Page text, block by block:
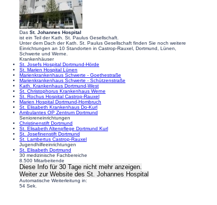
Das St. Johannes Hospital
ist ein Teil der Kath. St. Paulus Gesellschaft.
Unter dem Dach der Kath. St. Paulus Gesellschaft finden Sie noch weitere
Einrichtungen an 10 Standorten in Castrop-Rauxel, Dortmund, Lünen,
Schwerte und Werne.
Krankenhäuser
St. Josefs Hospital Dortmund-Hörde
St. Marien Hospital Lünen
Marienkrankenhaus Schwerte - Goethestraße
Marienkrankenhaus Schwerte - Schützenstraße
Kath. Krankenhaus Dortmund-West
St. Christophorus Krankenhaus Werne
St. Rochus Hospital Castrop-Rauxel
Marien Hospital Dortmund-Hombruch
St. Elisabeth Krankenhaus Do-Kurl
Ambulantes OP Zentrum Dortmund
Senioreneinrichtungen
Christinenstift Dortmund
St. Elisabeth Altenpflege Dortmund Kurl
St. Josefinenstift Dortmund
St. Lambertus Castrop-Rauxel
Jugendhilfeeinrichtungen
St. Elisabeth Dortmund
30 medizinische Fachbereiche
8.500 Mitarbeitende
Diese Info für 30 Tage nicht mehr anzeigen.
Weiter zur Website des St. Johannes Hospital
Automatische Weiterleitung in:
54 Sek.